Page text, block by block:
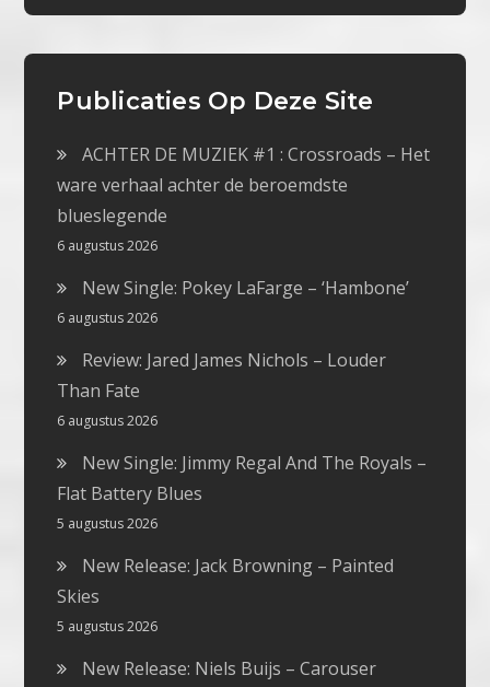
Publicaties Op Deze Site
ACHTER DE MUZIEK #1 : Crossroads – Het
ware verhaal achter de beroemdste
blueslegende
6 augustus 2026
New Single: Pokey LaFarge – ‘Hambone’
6 augustus 2026
Review: Jared James Nichols – Louder
Than Fate
6 augustus 2026
New Single: Jimmy Regal And The Royals –
Flat Battery Blues
5 augustus 2026
New Release: Jack Browning – Painted
Skies
5 augustus 2026
New Release: Niels Buijs – Carouser